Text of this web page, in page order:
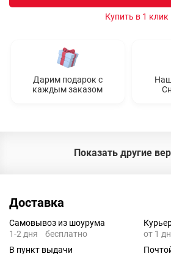
Купить в 1 клик
Дарим подарок с
каждым заказом
Показать другие
Доставка
Самовывоз из шоурума
1-2 дня
бесплатно
от 1
В пункт выдачи